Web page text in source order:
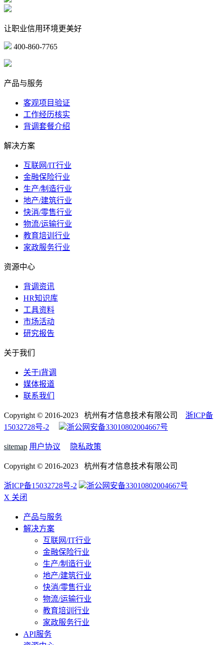
让职业信用环境更美好
400-860-7765
产品与服务
客观项目验证
工作经历核实
背调套餐介绍
解决方案
互联网/IT行业
金融保险行业
生产/制造行业
地产/建筑行业
快消/零售行业
物流/运输行业
教育培训行业
家政服务行业
资源中心
背调资讯
HR知识库
工具资料
市场活动
研究报告
关于我们
关于i背调
媒体报道
联系我们
Copyright © 2016-2023 杭州有才信息技术有限公司 浙ICP备
15032728号-2
浙公网安备33010802004667号
sitemap 用户协议 隐私政策
Copyright © 2016-2023 杭州有才信息技术有限公司
浙ICP备15032728号-2
浙公网安备33010802004667号
X 关闭
产品与服务
解决方案
互联网/IT行业
金融保险行业
生产/制造行业
地产/建筑行业
快消/零售行业
物流/运输行业
教育培训行业
家政服务行业
API服务